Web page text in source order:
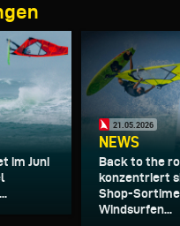
im Juni
21.05.2026
NEWS
Back to the
konzentriert
Shop-
Windsurfen...